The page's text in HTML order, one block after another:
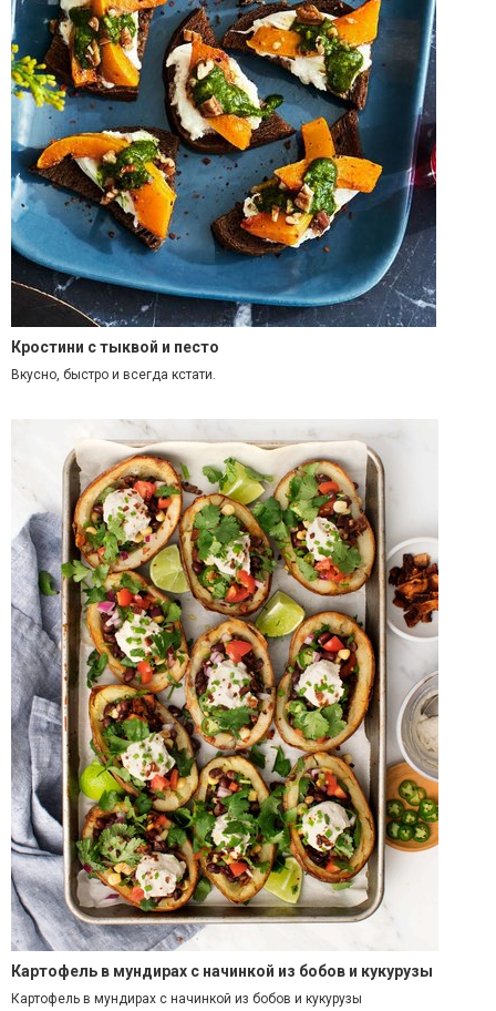
Кростини с тыквой и песто
Вкусно, быстро и всегда кстати.
Картофель в мундирах с начинкой из бобов и кукурузы
Картофель в мундирах с начинкой из бобов и кукурузы